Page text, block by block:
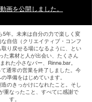
画を公開しました。
5年。未来は自分の力で楽しく変
自信（クリエイティブ・コンフ
り戻せる場になるように、とい
た素材と人が出会い、たくさん
れた小さなバー、Rinne.bar。
通常の営業を終了しました。今
準備をはじめています。
のきっかけになれたこと。そし
重なったこと、すべてに感謝で
す。